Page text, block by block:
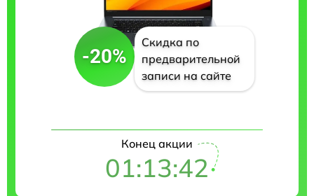
-20%
Скидка по
предварительной
записи на сайте
Конец акции
01:13:41